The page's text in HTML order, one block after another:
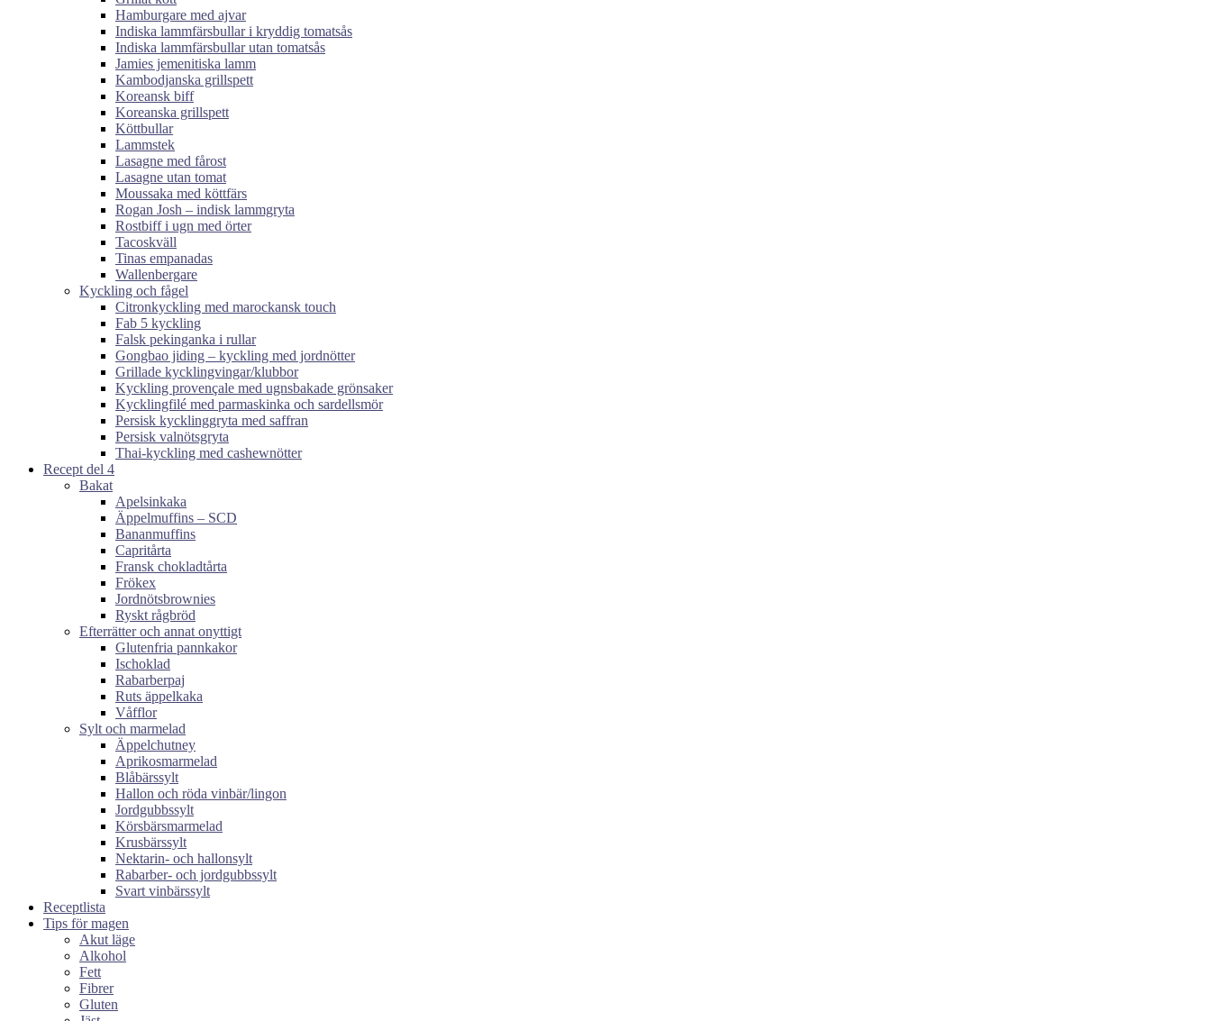
Hamburgare med ajvar
Indiska lammfärsbullar i kryddig tomatsås
Indiska lammfärsbullar utan tomatsås
Jamies jemenitiska lamm
Kambodjanska grillspett
Koreansk biff
Koreanska grillspett
Köttbullar
Lammstek
Lasagne med fårost
Lasagne utan tomat
Moussaka med köttfärs
Rogan Josh – indisk lammgryta
Rostbiff i ugn med örter
Tacoskväll
Tinas empanadas
Wallenbergare
Kyckling och fågel
Citronkyckling med marockansk touch
Fab 5 kyckling
Falsk pekinganka i rullar
Gongbao jiding – kyckling med jordnötter
Grillade kycklingvingar/klubbor
Kyckling provençale med ugnsbakade grönsaker
Kycklingfilé med parmaskinka och sardellsmör
Persisk kycklinggryta med saffran
Persisk valnötsgryta
Thai-kyckling med cashewnötter
Recept del 4
Bakat
Apelsinkaka
Äppelmuffins – SCD
Bananmuffins
Capritårta
Fransk chokladtårta
Frökex
Jordnötsbrownies
Ryskt rågbröd
Efterrätter och annat onyttigt
Glutenfria pannkakor
Ischoklad
Rabarberpaj
Ruts äppelkaka
Våfflor
Sylt och marmelad
Äppelchutney
Aprikosmarmelad
Blåbärssylt
Hallon och röda vinbär/lingon
Jordgubbssylt
Körsbärsmarmelad
Krusbärssylt
Nektarin- och hallonsylt
Rabarber- och jordgubbssylt
Svart vinbärssylt
Receptlista
Tips för magen
Akut läge
Alkohol
Fett
Fibrer
Gluten